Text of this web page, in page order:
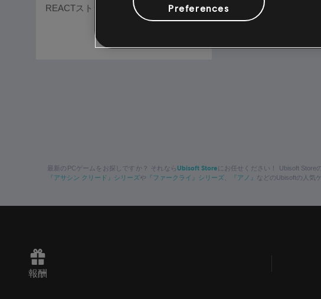
REACTストライクパック
最新のPCゲームをお探しですか？ それならUbisoft Storeにお任せください！ Ubisoft Store
『アサシン クリード』シリーズや 『ファークライ』シリーズ 『アノ』 などのUbisoftの人気
報酬
Preferences